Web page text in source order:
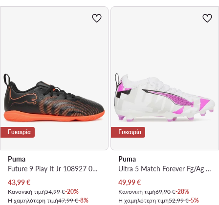
Ευκαιρία
Puma
Future 9 Play It Jr 108927 02 · Ποδοσφαιρικά Παπούτσια
Τρέχουσα τιμή
43,99€
Κανονική τιμή54,99 €-20%
Η χαμηλότερη τιμή47,99 €-8%
Ευκαιρία
Puma
Ultra 5 Match Forever Fg/Ag Jr 108413 01 · Ποδοσφαιρικά Παπούτσια
Τρέχουσα τιμή
49,99€
Κανονική τιμή69,90 €-28%
Η χαμηλότερη τιμή52,99 €-5%